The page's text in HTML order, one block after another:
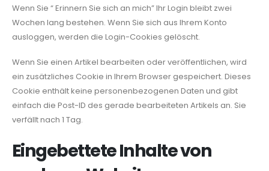
Wenn Sie “ Erinnern Sie sich an mich” Ihr Login bleibt zwei
Wochen lang bestehen. Wenn Sie sich aus Ihrem Konto
ausloggen, werden die Login-Cookies gelöscht.
Wenn Sie einen Artikel bearbeiten oder veröffentlichen, wird
ein zusätzliches Cookie in Ihrem Browser gespeichert. Dieses
Cookie enthält keine personenbezogenen Daten und gibt
einfach die Post-ID des gerade bearbeiteten Artikels an. Sie
verfällt nach 1 Tag.
Eingebettete Inhalte von